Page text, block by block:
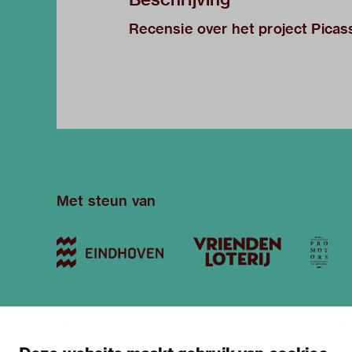
Recensie over het project
Met steun van